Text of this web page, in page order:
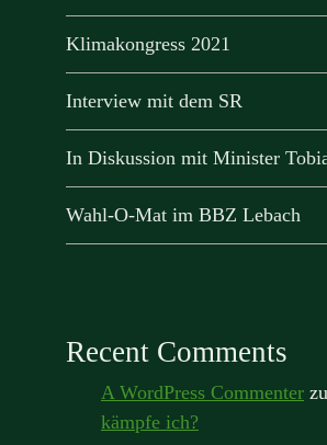
Klimakongress 2021
Interview mit dem SR
In Diskussion mit Minister
Wahl-O-Mat im BBZ Lebach
Recent Comments
A WordPress Commenter zu
kämpfe ich?